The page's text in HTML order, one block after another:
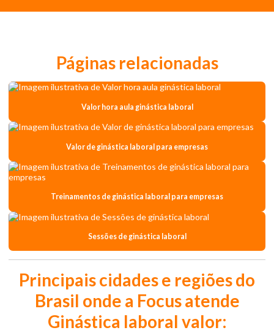
Páginas relacionadas
Valor hora aula ginástica laboral
Valor de ginástica laboral para empresas
Treinamentos de ginástica laboral para empresas
Sessões de ginástica laboral
Principais cidades e regiões do
Brasil onde a Focus atende
Ginástica laboral valor: